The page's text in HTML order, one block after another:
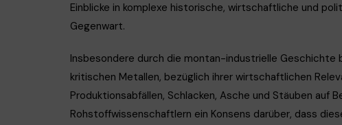
Einblicke in komplexe historische, wirtschaftliche und
Gegenwart.
Insbesondere durch die montan-industrielle Geschichte
kritischen Metallen, bezüglich ihrer wirtschaftlichen
Produktionsabfällen, Schlacken, Asche und Stäuben
Rohstoffwissenschaftlern ein Konsens darüber, dass